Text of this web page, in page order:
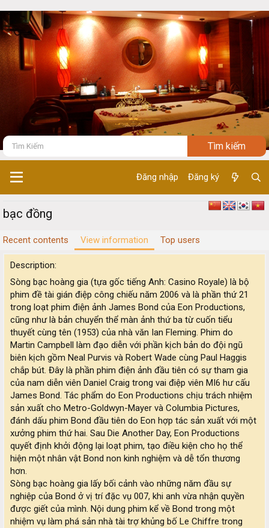
Đăng nhập Đăng ký
bạc đồng
Recent contents View information Top users
Description
Sòng bạc hoàng gia (tựa gốc tiếng Anh: Casino Royale) là bộ
phim đề tài gián điệp công chiếu năm 2006 và là phần thứ 21
trong loạt phim điện ảnh James Bond của Eon Productions,
cũng như là bản chuyển thể màn ảnh thứ ba từ cuốn tiểu
thuyết cùng tên (1953) của nhà văn Ian Fleming. Phim do
Martin Campbell làm đạo diễn với phần kịch bản do đội ngũ
biên kịch gồm Neal Purvis và Robert Wade cùng Paul Haggis
chắp bút. Đây là phần phim điện ảnh đầu tiên có sự tham gia
của nam diễn viên Daniel Craig trong vai điệp viên MI6 hư cấu
James Bond. Tác phẩm do Eon Productions chịu trách nhiệm
sản xuất cho Metro-Goldwyn-Mayer và Columbia Pictures,
đánh dấu phim Bond đầu tiên do Eon hợp tác sản xuất với một
xưởng phim thứ hai. Sau Die Another Day, Eon Productions
quyết định khởi động lại loạt phim, tạo điều kiện cho họ thể
hiện một nhân vật Bond non kinh nghiệm và dễ tổn thương
hơn.
Sòng bạc hoàng gia lấy bối cảnh vào những năm đầu sự
nghiệp của Bond ở vị trí đặc vụ 007, khi anh vừa nhận quyền
được giết của mình. Nội dung phim kể về Bond trong một
nhiệm vụ làm phá sản nhà tài trợ khủng bố Le Chiffre trong